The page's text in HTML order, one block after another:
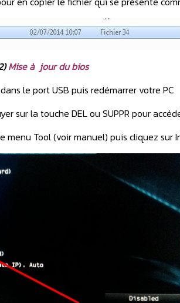
Mise à jour du bios
le port USB puis redémarrer votre PC
sur la touche DEL ou SUPPR pour
menu Tool (voir manuel) puis cliquez sur